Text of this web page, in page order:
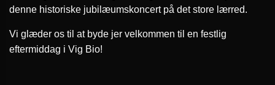
denne historiske jubilæumskoncert på det store lærred.
Vi glæder os til at byde jer velkommen til en festlig
eftermiddag i Vig Bio!